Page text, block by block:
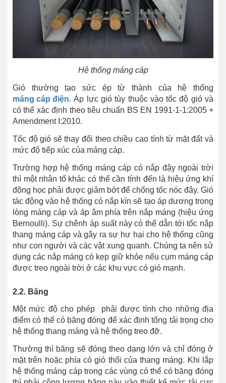
Hệ thống máng cáp
Gió thường tạo sức ép từ thành của hệ thống
máng cáp điện. Áp lực gió tùy thuộc vào tốc độ gió và
có thể xác định theo tiêu chuẩn BS EN 1991-1-1:2005 +
Amendment I:2010.
Tốc độ gió sẽ thay đổi theo chiều cao tính từ mặt đất và
mức độ tiếp xúc của máng cáp.
Trường hợp hệ thống máng cáp có nắp đậy ngoài trời
thì một nhân tố khác có thể cần tính đến là hiệu ứng khí
động học phải được giảm bớt để chống tốc nóc đậy. Gió
tác động vào hệ thống có nắp kín sẽ tạo áp dương trong
lòng máng cáp và áp âm phía trên nắp máng (hiệu ứng
Bernoulli). Sự chênh áp suất này có thể dẫn tới tốc nắp
thang máng cáp và gây ra sự hư hại cho hệ thống cũng
như con người và các vật xung quanh. Chúng ta nên sử
dụng các nắp máng có kẹp giữ khỏe nếu cụm máng cáp
được treo ngoài trời ở các khu vực có gió mạnh.
2.2. Băng
Một mức độ cho phép phải được tính cho những địa
điểm có thể có băng đóng để xác định tổng tải trọng cho
hệ thống thang máng và hệ thống treo đỡ.
Thường thì băng sẽ đóng theo dạng lớn và chỉ đóng ở
mặt trên hoặc phía có gió thổi của thang máng. Khi lắp
hệ thống máng cáp trong các vùng có thể có băng đóng